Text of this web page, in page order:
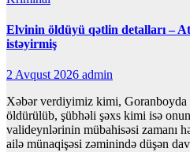
Elvinin öldüyü qətlin detalları –
istəyirmiş
2 Avqust 2026 admin
Xəbər verdiyimiz kimi, Goranboyda
öldürülüb, şübhəli şəxs kimi isə
valideynlərinin mübahisəsi zamanı
ailə münaqişəsi zəminində düşən